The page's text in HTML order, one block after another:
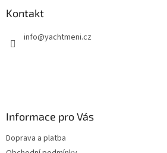
Kontakt
info@yachtmeni.cz
Informace pro Vás
Doprava a platba